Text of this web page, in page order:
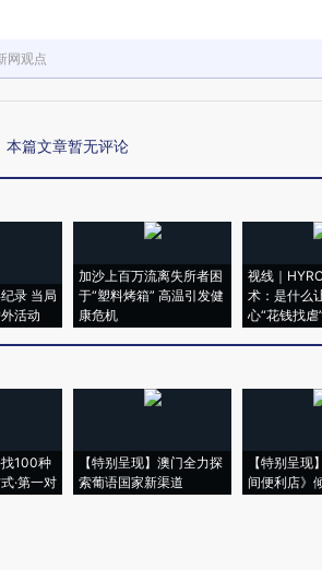
网观点
本篇文章暂无评论
录 当局
活动
加沙上百万流离失所者困
于“塑料烤箱” 高温引发健
康危机
视线｜
术：是什么
心“花钱找虐
找100种
·第一对
【特别呈现】澳门全力探
索葡语国家新渠道
【特别呈现
间便利店》